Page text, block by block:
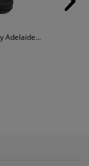
Adelaide...